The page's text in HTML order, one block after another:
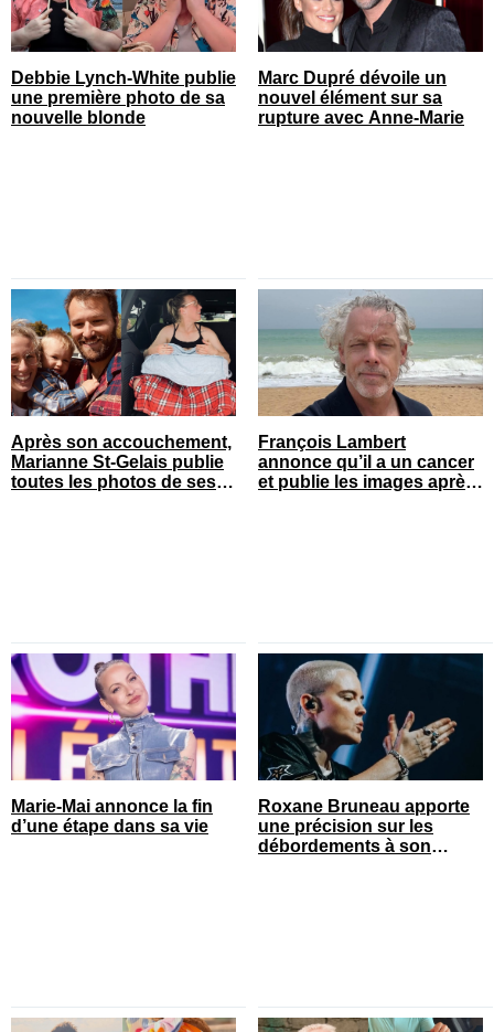
Debbie Lynch-White publie
une première photo de sa
nouvelle blonde
Marc Dupré dévoile un
nouvel élément sur sa
rupture avec Anne-Marie
Après son accouchement,
Marianne St-Gelais publie
toutes les photos de ses
François Lambert
annonce qu’il a un cancer
et publie les images après
Marie-Mai annonce la fin
d’une étape dans sa vie
Roxane Bruneau apporte
une précision sur les
débordements à son